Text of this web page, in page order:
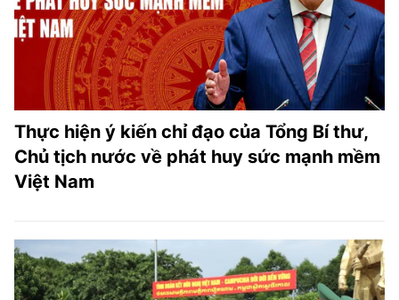
Thực hiện ý kiến chỉ đạo của Tổng Bí thư,
Chủ tịch nước về phát huy sức mạnh mềm
Việt Nam